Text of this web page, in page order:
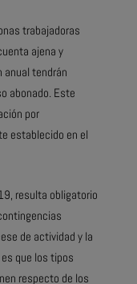
trabajadoras
ajena y
tendrán
abonado. Este
por
establecido en el
resulta obligatorio
de actividad y la
que los tipos
respecto de los